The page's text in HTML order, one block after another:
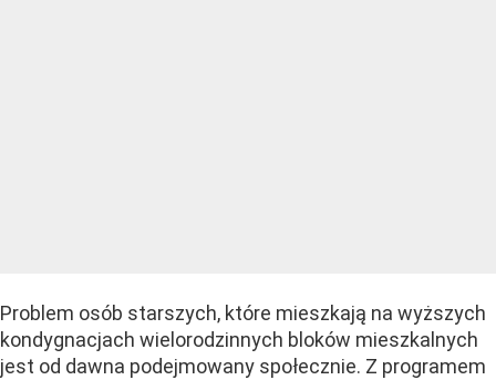
Problem osób starszych, które mieszkają na wyższych
kondygnacjach wielorodzinnych bloków mieszkalnych
jest od dawna podejmowany społecznie. Z programem